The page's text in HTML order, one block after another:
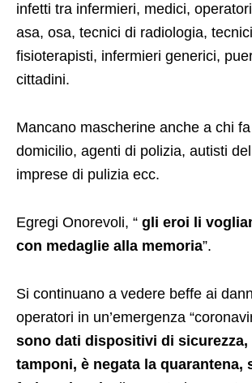
infetti tra infermieri, medici,
asa, osa, tecnici di radiologia,
fisioterapisti, infermieri generici,
cittadini.
Mancano mascherine anche a chi
domicilio, agenti di polizia, autisti
imprese di pulizia ecc.
Egregi Onorevoli, “ gli eroi li
con medaglie alla memoria”.
Si continuano a vedere beffe ai
operatori in un’emergenza
sono dati dispositivi di sicurezza,
tamponi, è negata la quarantena,